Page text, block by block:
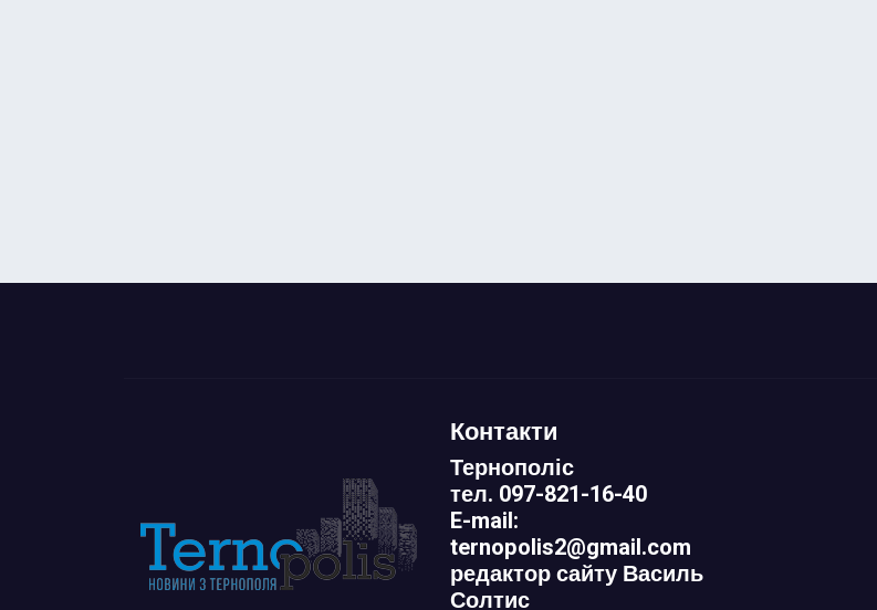
Контакти
Тернополіс
тел. 097-821-16-40
E-mail:
ternopolis2@gmail.com
редактор сайту Василь
Солтис